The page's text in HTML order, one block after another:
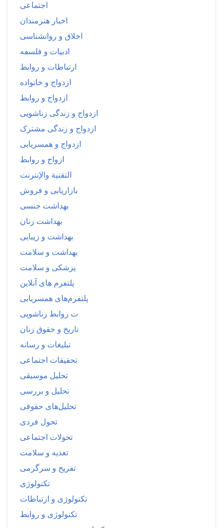
اجتماعی
اخبار هنرمندان
اخلاق و روانشناسی
ادبیات و فلسفه
ارتباطات و روابط
ازدواج و خانواده
ازدواج و روابط
ازدواج و زندگی زناشویی
ازدواج و زندگی مشترک
ازدواج و همسریابی
ازواج و روابط
التقنية والإنترنت
بازاریابی و فروش
بهداشت جنسی
بهداشت زنان
بهداشت و زیبایی
بهداشت و سلامت
پزشکی و سلامت
پلتفرم های آنلاین
پلتفرم‌های همسریابی
ت روابط زناشویی
تاریخ و حقوق زنان
تبلیغات و رسانه
تحقیقات اجتماعی
تحلیل موسیقی
تحلیل و بررسی
تحلیل‌های حقوقی
تحول فردی
تحولات اجتماعی
تغذیه و سلامت
تفریح و سرگرمی
تکنولوژی
تکنولوژی و ارتباطات
تکنولوژی و روابط